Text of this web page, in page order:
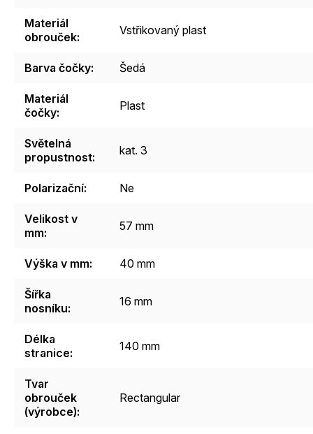
Materiál
obrouček: Vstřikovaný plast
Barva čočky: Šedá
Materiál
čočky: Plast
Světelná
propustnost: kat. 3
Polarizační: Ne
Velikost v
mm: 57 mm
Výška v mm: 40 mm
Šířka
nosníku: 16 mm
Délka
stranice: 140 mm
Tvar
obrouček
(výrobce):
Rectangular